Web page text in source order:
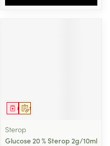
Sur prescription
Médicament
Sterop
Glucose 20 % Sterop 2g/10ml